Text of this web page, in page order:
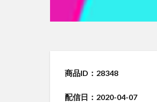
商品ID：28348
配信日：2020-04-07